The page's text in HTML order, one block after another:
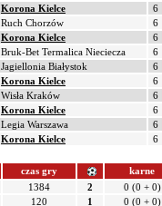
Korona Kielce 6
Ruch Chorzów 6
Korona Kielce 6
Bruk-Bet Termalica Nieciecza 6
Jagiellonia Białystok 6
Korona Kielce 6
Wisła Kraków 6
Korona Kielce 6
Legia Warszawa 6
Korona Kielce 6
czas gry karne
1384 2 0 (0 + 0)
120 1 0 (0 + 0)